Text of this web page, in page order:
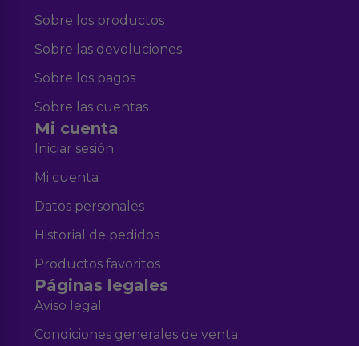
Sobre los productos
Sobre las devoluciones
Sobre los pagos
Sobre las cuentas
Mi cuenta
Iniciar sesión
Mi cuenta
Datos personales
Historial de pedidos
Productos favoritos
Páginas legales
Aviso legal
Condiciones generales de venta